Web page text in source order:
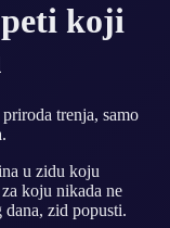
koji
priroda trenja, samo
u zidu koju
koju nikada ne
dana, zid popusti.